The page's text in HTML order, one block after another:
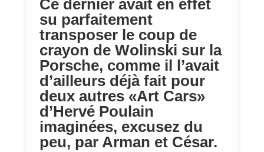
Ce dernier avait en effet
su parfaitement
transposer le coup de
crayon de Wolinski sur la
Porsche, comme il l’avait
d’ailleurs déjà fait pour
deux autres «Art Cars»
d’Hervé Poulain
imaginées, excusez du
peu, par Arman et César.